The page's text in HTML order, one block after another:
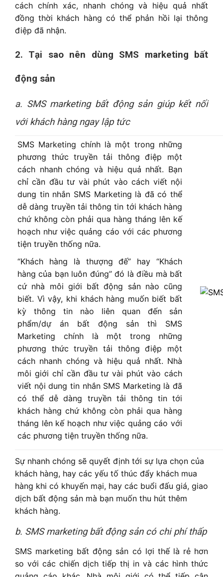
cách chính xác, nhanh chóng và hiệu quả nhất
đồng thời khách hàng có thể phản hồi lại thông
điệp đã nhận.
2. Tại sao nên dùng SMS marketing bất
động sản
a. SMS marketing bất động sản giúp kết nối
với khách hàng ngay lập tức
SMS Marketing chính là một trong những
phương thức truyền tải thông điệp một
cách nhanh chóng và hiệu quả nhất. Bạn
chỉ cần đầu tư vài phút vào cách viết nội
dung tin nhắn SMS Marketing là đã có thể
dễ dàng truyền tải thông tin tới khách hàng
chứ không còn phải qua hàng tháng lên kế
hoạch như việc quảng cáo với các phương
tiện truyền thống nữa.
“Khách hàng là thượng đế” hay “Khách
hàng của bạn luôn đúng” đó là điều mà bất
cứ nhà môi giới bất động sản nào cũng
biết. Vì vậy, khi khách hàng muốn biết bất
kỳ thông tin nào liên quan đến sản
phẩm/dự án bất động sản thì SMS
Marketing chính là một trong những
phương thức truyền tải thông điệp một
cách nhanh chóng và hiệu quả nhất. Nhà
môi giới chỉ cần đầu tư vài phút vào cách
viết nội dung tin nhắn SMS Marketing là đã
có thể dễ dàng truyền tải thông tin tới
khách hàng chứ không còn phải qua hàng
tháng lên kế hoạch như việc quảng cáo với
các phương tiện truyền thống nữa.
Sự nhanh chóng sẽ quyết định tới sự lựa chọn của
khách hàng, hay các yếu tố thúc đẩy khách mua
hàng khi có khuyến mại, hay các buổi đấu giá, giao
dịch bất động sản mà bạn muốn thu hút thêm
khách hàng.
b. SMS marketing bất động sản có chi phí thấp
SMS marketing bất động sản có lợi thế là rẻ hơn
so với các chiến dịch tiếp thị in và các hình thức